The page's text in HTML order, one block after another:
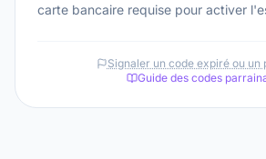
carte bancaire requise pour activer
Signaler un code expiré ou un
Guide des codes